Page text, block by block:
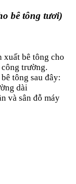
bê tông tươi)
xuất bê tông cho
trường.
tông sau đây:
dài
và sân đỗ máy